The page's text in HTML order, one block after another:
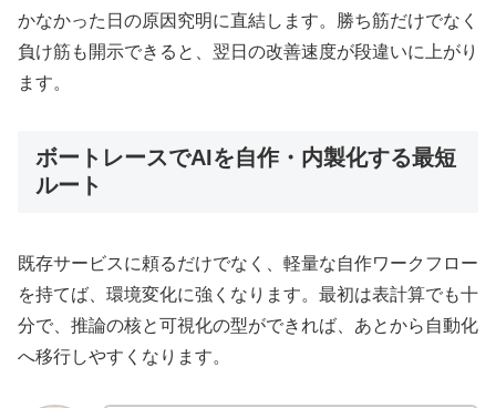
かなかった日の原因究明に直結します。勝ち筋だけでなく
負け筋も開示できると、翌日の改善速度が段違いに上がり
ます。
ボートレースでAIを自作・内製化する最短
ルート
既存サービスに頼るだけでなく、軽量な自作ワークフロー
を持てば、環境変化に強くなります。最初は表計算でも十
分で、推論の核と可視化の型ができれば、あとから自動化
へ移行しやすくなります。